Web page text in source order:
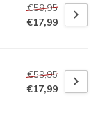
€59,95
€17,99
€59,95
€17,99